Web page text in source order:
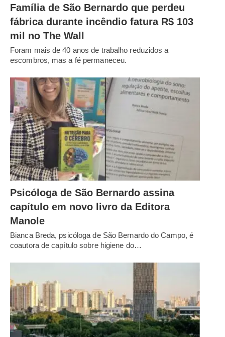
Família de São Bernardo que perdeu
fábrica durante incêndio fatura R$ 103
mil no The Wall
Foram mais de 40 anos de trabalho reduzidos a
escombros, mas a fé permaneceu.
Psicóloga de São Bernardo assina
capítulo em novo livro da Editora
Manole
Bianca Breda, psicóloga de São Bernardo do Campo, é
coautora de capítulo sobre higiene do…